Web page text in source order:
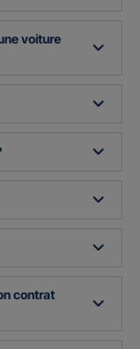
voiture
contrat